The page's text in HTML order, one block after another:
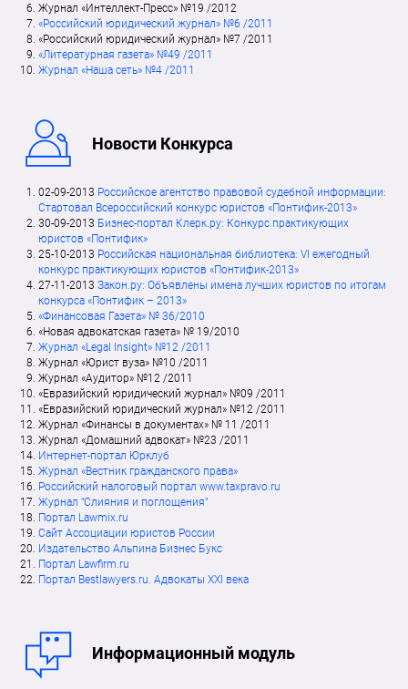
Журнал «Интеллект-Пресс» №19 /2012
«Российский юридический журнал» №6 /2011
«Российский юридический журнал» №7 /2011
«Литературная газета» №49 /2011
Журнал «Наша сеть» №4 /2011
Новости Конкурса
02-09-2013 Российское агентство правовой судебной информации:
Стартовал Всероссийский конкурс юристов «Понтифик-2013»
30-09-2013 Бизнес-портал Клерк.ру: Конкурс практикующих
юристов «Понтифик»
25-10-2013 Российская национальная библиотека: VI ежегодный
конкурс практикующих юристов «Понтифик-2013»
27-11-2013 Закон.ру: Объявлены имена лучших юристов по итогам
конкурса «Понтифик – 2013»
«Финансовая Газета» № 36/2010
«Новая адвокатская газета» № 19/2010
Журнал «Legal Insight» №12 /2011
Журнал «Юрист вуза» №10 /2011
Журнал «Аудитор» №12 /2011
«Евразийский юридический журнал» №09 /2011
«Евразийский юридический журнал» №12 /2011
Журнал «Финансы в документах» № 11 /2011
Журнал «Домашний адвокат» №23 /2011
Интернет-портал Юрклуб
Журнал «Вестник гражданского права»
Российский налоговый портал www.taxpravo.ru
Журнал "Слияния и поглощения"
Портал Lawmix.ru
Сайт Ассоциации юристов России
Издательство Альпина Бизнес Букс
Портал Lawfirm.ru
Портал Bestlawyers.ru. Адвокаты XXI века
Информационный модуль